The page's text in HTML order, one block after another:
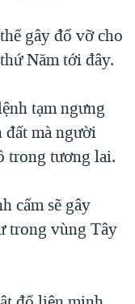
gây đổ vỡ cho
Năm tới đây.
tạm ngưng
mà người
trong tương lai.
cấm sẽ gây
trong vùng Tây